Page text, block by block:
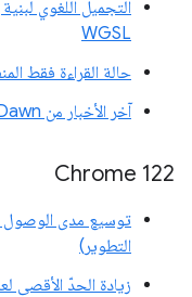
التجميل اللغوي
WGSL
حالة القراءة فقط
آخر الأخبار من Dawn
‫Chrome 122
توسيع مدى الوصول
التطوير)
زيادة الحدّ الأقصى